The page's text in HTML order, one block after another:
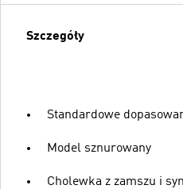
Szczegóły
Standardowe
Model sznurowany
Cholewka z zamszu i